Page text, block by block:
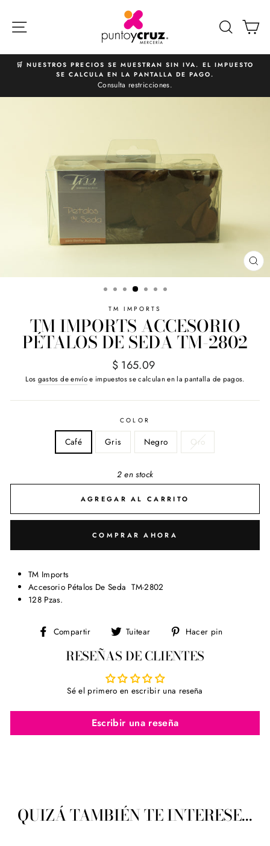
directamente
diapositivas
🛒 NUESTROS PRECIOS SE MUESTRAN SIN IVA. EL IMPUESTO
SE CALCULA EN LA PANTALLA DE PAGO.
Consulta restricciones.
TM IMPORTS
TM IMPORTS ACCESORIO
PÉTALOS DE SEDA TM-2802
Precio
habitual
$ 165.09
Los gastos de envíoe impuestos se calculan en la pantalla de pagos.
COLOR
Café Gris Negro Oro
2 en stock
AGREGAR AL CARRITO
COMPRAR AHORA
TM Imports
Accesorio Pétalos De Seda TM-2802
128 Pzas.
Compartir
Compartir
Facebook
Tuitear
Tuitear
Twitter
Hacer pin
RESEÑAS DE CLIENTES
Sé el primero en escribir una reseña
Escribir una reseña
QUIZÁ TAMBIÉN TE INTERESE...